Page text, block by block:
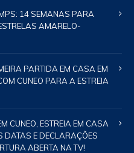
14 SEMANAS PARA
AMARELO-
PARTIDA EM CASA EM
CUNEO PARA A ESTREIA
CUNEO, ESTREIA EM CASA
DATAS E DECLARAÇÕES
ABERTA NA TV!